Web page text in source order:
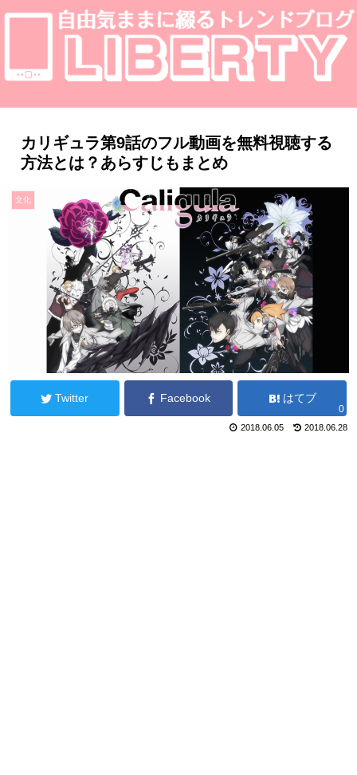
カリギュラ第9話のフル動画を無料視聴する
方法とは？あらすじもまとめ
文化
Twitter Facebook はてブ
0
2018.06.28
2018.06.05